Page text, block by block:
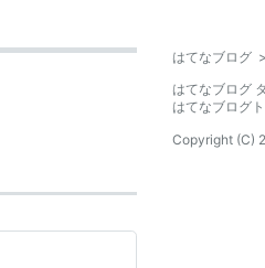
はてなブログ >
はてなブログ
はてなブログ
Copyright (C)